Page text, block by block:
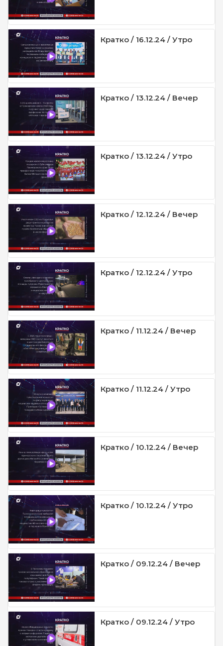
Кратко / 16.12.24 / Утро
Кратко / 13.12.24 / Вечер
Кратко / 13.12.24 / Утро
Кратко / 12.12.24 / Вечер
Кратко / 12.12.24 / Утро
Кратко / 11.12.24 / Вечер
Кратко / 11.12.24 / Утро
Кратко / 10.12.24 / Вечер
Кратко / 10.12.24 / Утро
Кратко / 09.12.24 / Вечер
Кратко / 09.12.24 / Утро